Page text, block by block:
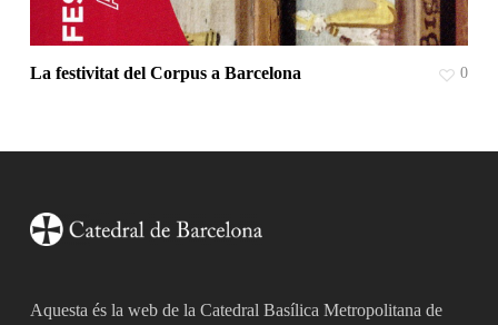
La festivitat del Corpus a Barcelona 0
Aquesta és la web de la Catedral Basílica Metropolitana de